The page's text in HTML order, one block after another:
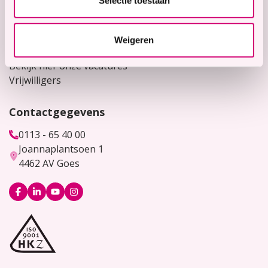
Weigeren
Voor verwijzers
Bekijk hier onze vacatures
Vrijwilligers
Contactgegevens
0113 - 65 40 00
Joannaplantsoen 1
4462 AV Goes
Logo
Facebook
Logo
LinkedIn
LogoLogo